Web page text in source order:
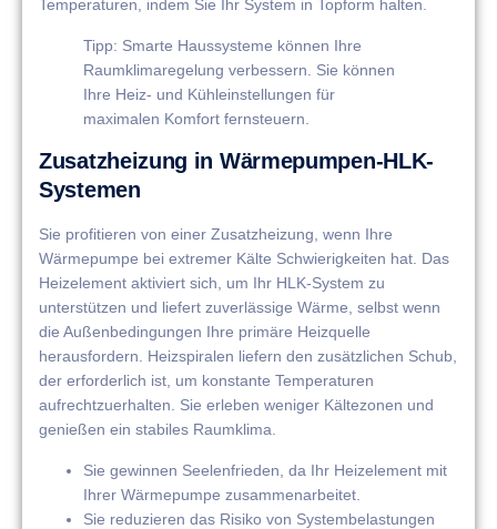
Temperaturen, indem Sie Ihr System in Topform halten.
Tipp: Smarte Haussysteme können Ihre
Raumklimaregelung verbessern. Sie können
Ihre Heiz- und Kühleinstellungen für
maximalen Komfort fernsteuern.
Zusatzheizung in Wärmepumpen-HLK-
Systemen
Sie profitieren von einer Zusatzheizung, wenn Ihre
Wärmepumpe bei extremer Kälte Schwierigkeiten hat. Das
Heizelement aktiviert sich, um Ihr HLK-System zu
unterstützen und liefert zuverlässige Wärme, selbst wenn
die Außenbedingungen Ihre primäre Heizquelle
herausfordern. Heizspiralen liefern den zusätzlichen Schub,
der erforderlich ist, um konstante Temperaturen
aufrechtzuerhalten. Sie erleben weniger Kältezonen und
genießen ein stabiles Raumklima.
Sie gewinnen Seelenfrieden, da Ihr Heizelement mit
Ihrer Wärmepumpe zusammenarbeitet.
Sie reduzieren das Risiko von Systembelastungen